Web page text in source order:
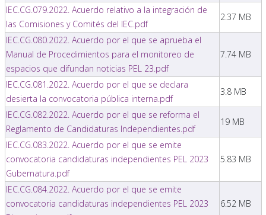
IEC.CG.079.2022. Acuerdo relativo a la integración de
las Comisiones y Comités del IEC.pdf
2.37 MB
IEC.CG.080.2022. Acuerdo por el que se aprueba el
Manual de Procedimientos para el monitoreo de
espacios que difundan noticias PEL 23.pdf
7.74 MB
IEC.CG.081.2022. Acuerdo por el que se declara
desierta la convocatoria pública interna.pdf
3.8 MB
IEC.CG.082.2022. Acuerdo por el que se reforma el
Reglamento de Candidaturas Independientes.pdf
19 MB
IEC.CG.083.2022. Acuerdo por el que se emite
convocatoria candidaturas independientes PEL 2023
Gubernatura.pdf
5.83 MB
IEC.CG.084.2022. Acuerdo por el que se emite
convocatoria candidaturas independientes PEL 2023
6.52 MB